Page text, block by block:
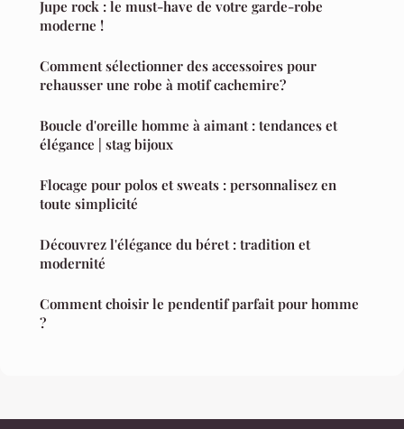
Jupe rock : le must-have de votre garde-robe
moderne !
Comment sélectionner des accessoires pour
rehausser une robe à motif cachemire?
Boucle d'oreille homme à aimant : tendances et
élégance | stag bijoux
Flocage pour polos et sweats : personnalisez en
toute simplicité
Découvrez l'élégance du béret : tradition et
modernité
Comment choisir le pendentif parfait pour homme
?